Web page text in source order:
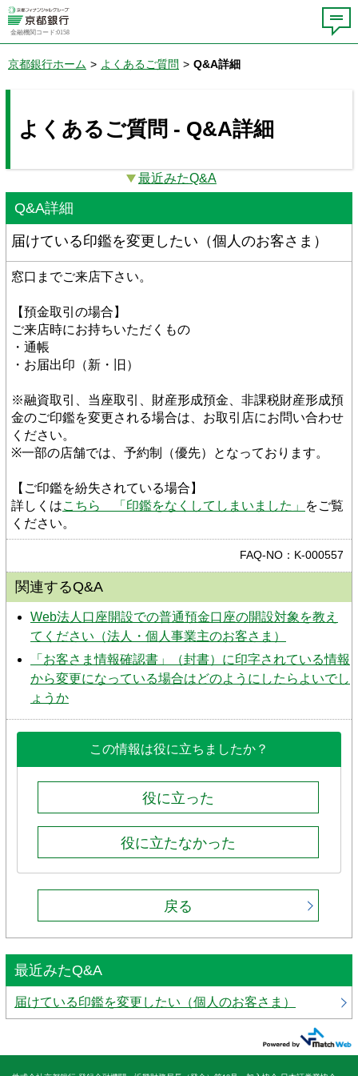
金融機関コード:0158
京都銀行ホーム > よくあるご質問 > Q&A詳細
よくあるご質問 - Q&A詳細
最近みたQ&A
Q&A詳細
届けている印鑑を変更したい（個人のお客さま）
窓口までご来店下さい。
【預金取引の場合】
ご来店時にお持ちいただくもの
・通帳
・お届出印（新・旧）
※融資取引、当座取引、財産形成預金、非課税財産形成預
金のご印鑑を変更される場合は、お取引店にお問い合わせ
ください。
※一部の店舗では、予約制（優先）となっております。
【ご印鑑を紛失されている場合】
詳しくはこちら　「印鑑をなくしてしまいました」
をご覧
ください。
FAQ-NO：K-000557
関連するQ&A
Web法人口座開設での普通預金口座の開設対象を教え
てください（法人・個人事業主のお客さま）
「お客さま情報確認書」（封書）に印字されている情報
から変更になっている場合はどのようにしたらよいでし
ょうか
この情報は役に立ちましたか？
役に立った
役に立たなかった
戻る
最近みたQ&A
届けている印鑑を変更したい（個人のお客さま）